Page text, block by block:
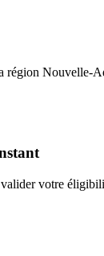
région Nouvelle-
votre